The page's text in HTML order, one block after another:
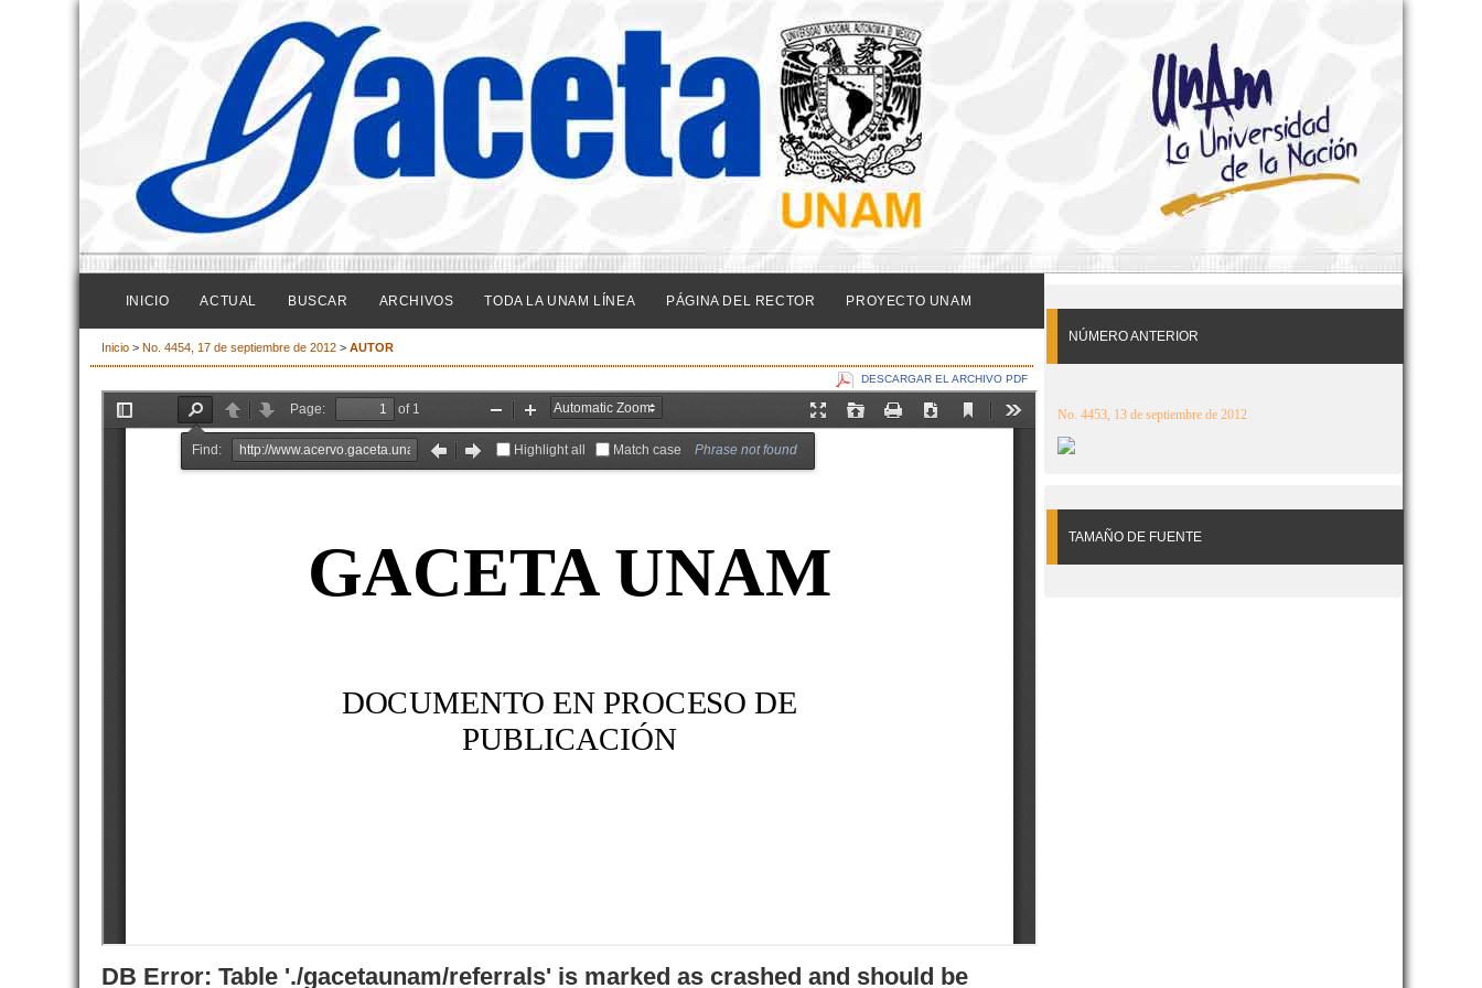
NÚMERO ANTERIOR
No. 4453, 13 de septiembre de 2012
TAMAÑO DE FUENTE
INICIO ACTUAL BUSCAR ARCHIVOS TODA LA UNAM LÍNEA PÁGINA DEL RECTOR PROYECTO UNAM
Inicio > No. 4454, 17 de septiembre de 2012 > AUTOR
DESCARGAR EL ARCHIVO PDF
DB Error: Table './gacetaunam/referrals' is marked as crashed and should be